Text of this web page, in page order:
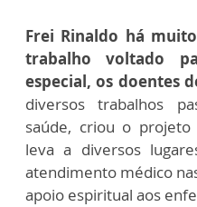
Frei Rinaldo há
trabalho voltado
especial, os doentes
diversos trabalhos
saúde, criou o projeto
leva a diversos
atendimento médico
apoio espiritual aos